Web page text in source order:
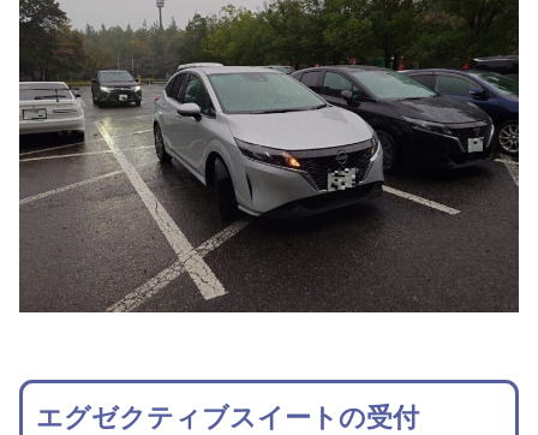
エグゼクティブスイートの受付